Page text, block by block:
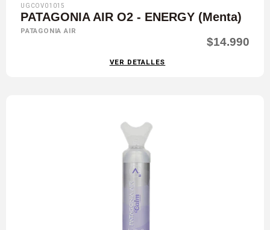
UGCOV01015
PATAGONIA AIR O2 - ENERGY (Menta)
PATAGONIA AIR
$14.990
VER DETALLES